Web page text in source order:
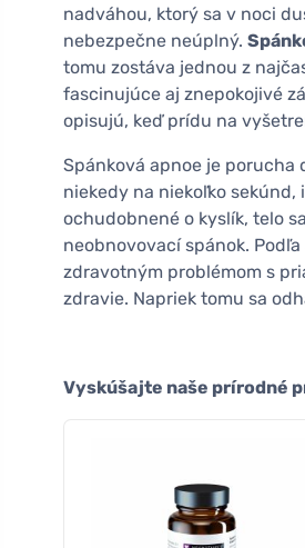
nadváhou, ktorý sa v noci
nebezpečne neúplný.
tomu zostáva jednou z
fascinujúce aj znepokojivé
opisujú, keď prídu na
Spánková apnoe je porucha
niekedy na niekoľko
ochudobnené o kyslík, telo
neobnovovací spánok. Podľa
zdravotným problémom s
zdravie. Napriek tomu sa
Vyskúšajte naše prírodné